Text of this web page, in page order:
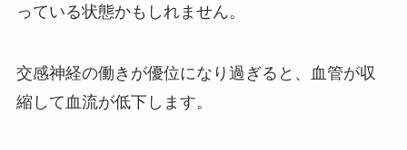
っている状態かもしれません。
交感神経の働きが優位になり過ぎると、血管が収
縮して血流が低下します。